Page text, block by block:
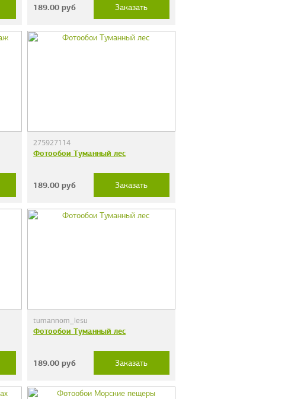
189.00 руб Заказать
275927114
Фотообои Туманный лес
189.00 руб Заказать
tumannom_lesu
Фотообои Туманный лес
189.00 руб Заказать